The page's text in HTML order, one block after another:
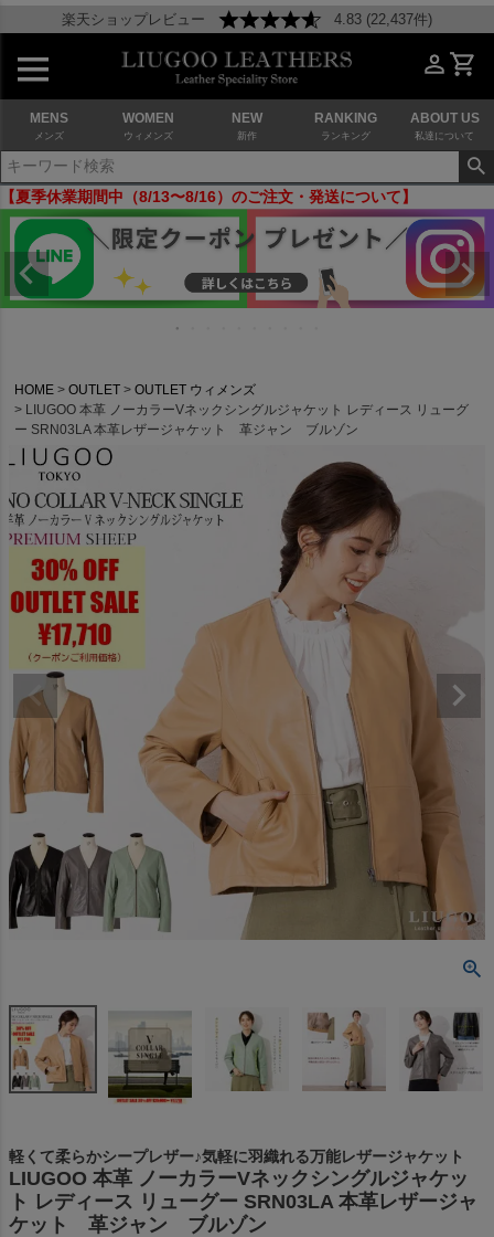
楽天ショップレビュー 4.83 (22,437件)
MENS
メンズ
WOMEN
ウィメンズ
NEW
新作
RANKING
ランキング
ABOUT US
私達について
【夏季休業期間中（8/13〜8/16）のご注文・発送について】
HOME OUTLET
OUTLET ウィメンズ
LIUGOO 本革 ノーカラーVネックシングルジャケット レディース リューグ
ー SRN03LA 本革レザージャケット 革ジャン ブルゾン
軽くて柔らかシープレザー♪気軽に羽織れる万能レザージャケット
LIUGOO 本革 ノーカラーVネックシングルジャケッ
ト レディース リューグー SRN03LA 本革レザージャ
ケット 革ジャン ブルゾン